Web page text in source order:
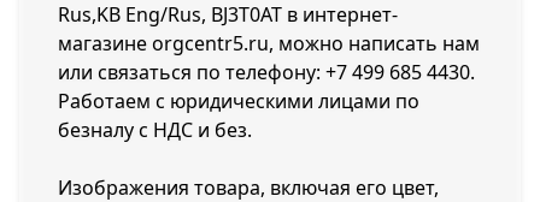
Rus,KB Eng/Rus, BJ3T0AT в интернет-
магазине orgcentr5.ru, можно написать нам
или связаться по телефону: +7 499 685 4430.
Работаем с юридическими лицами по
безналу с НДС и без.
Изображения товара, включая его цвет,